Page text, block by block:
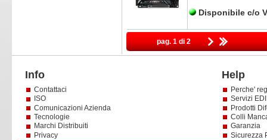
Disponibile c/o
pag. 1 di 2
Info Help
Contattaci
ISO
Comunicazioni Azienda
Tecnologie
Marchi Distribuiti
Privacy
Perche'
Servizi
Prodotti
Colli
Garanzia
Sicurezza